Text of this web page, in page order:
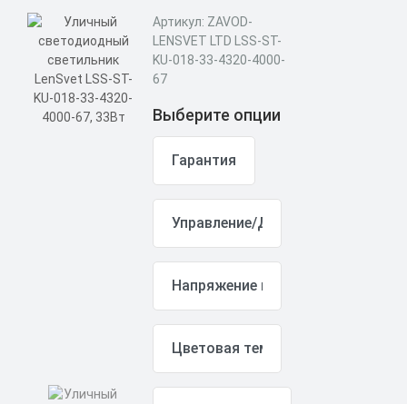
Артикул: ZAVOD-
LENSVET LTD LSS-ST-
KU-018-33-4320-4000-
67
Выберите опции